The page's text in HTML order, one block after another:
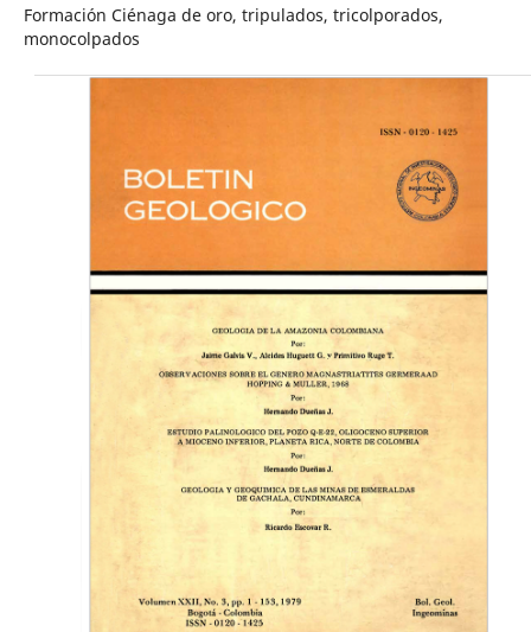
Formación Ciénaga de oro, tripulados, tricolporados,
monocolpados